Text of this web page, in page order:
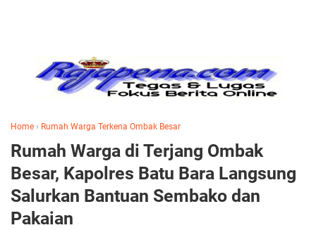
Home › Rumah Warga Terkena Ombak Besar
Rumah Warga di Terjang Ombak
Besar, Kapolres Batu Bara Langsung
Salurkan Bantuan Sembako dan
Pakaian